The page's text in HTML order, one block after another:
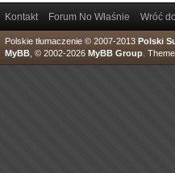
Kontakt Forum No Właśnie Wróć
Polskie tłumaczenie © 2007-2013 Polski
MyBB , © 2002-2026 MyBB Group